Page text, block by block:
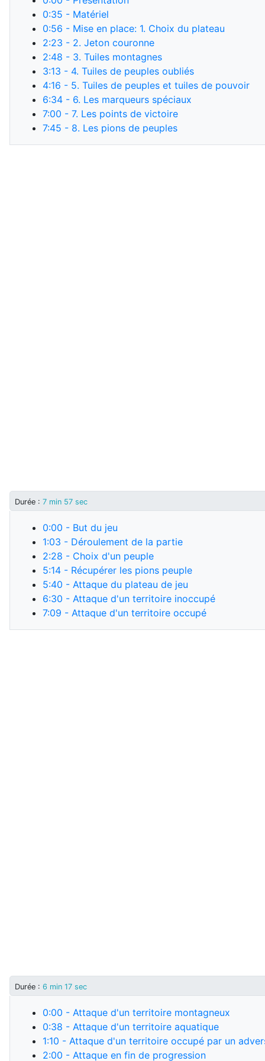
0:35 - Matériel
0:56 - Mise en place: 1. Choix du plateau
2:23 - 2. Jeton couronne
2:48 - 3. Tuiles montagnes
3:13 - 4. Tuiles de peuples oubliés
4:16 - 5. Tuiles de peuples et tuiles de pouvoir
6:34 - 6. Les marqueurs spéciaux
7:00 - 7. Les points de victoire
7:45 - 8. Les pions de peuples
Durée : 7 min 57 sec
0:00 - But du jeu
1:03 - Déroulement de la partie
2:28 - Choix d'un peuple
5:14 - Récupérer les pions peuple
5:40 - Attaque du plateau de jeu
6:30 - Attaque d'un territoire inoccupé
7:09 - Attaque d'un territoire occupé
Durée : 6 min 17 sec
0:00 - Attaque d'un territoire montagneux
0:38 - Attaque d'un territoire aquatique
1:10 - Attaque d'un territoire occupé par un
2:00 - Attaque en fin de progression